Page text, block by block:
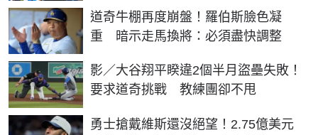
道奇牛棚再度崩盤！羅伯斯臉色凝
重 暗示走馬換將：必須盡快調整
影／大谷翔平睽違2個半月盜壘失敗！
要求道奇挑戰 教練團卻不甩
勇士搶戴維斯還沒絕望！2.75億美元